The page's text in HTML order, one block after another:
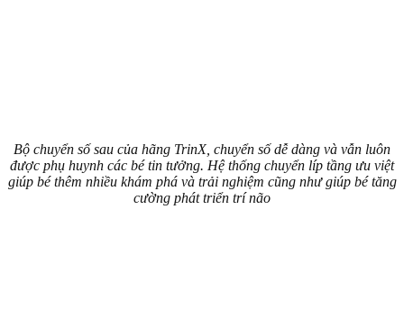
Bộ chuyển số sau của hãng TrinX, chuyển số dễ dàng và vẫn luôn
được phụ huynh các bé tin tưởng. Hệ thống chuyển líp tầng ưu việt
giúp bé thêm nhiều khám phá và trải nghiệm cũng như giúp bé tăng
cường phát triển trí não